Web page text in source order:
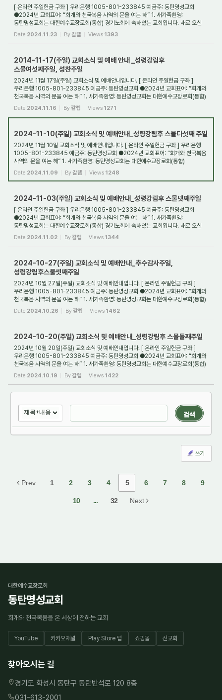
[ 온라인 주일헌금 구좌 ] 우리은행 1005-801-233845 예금주: 동탄명성교회
●2024년 교회표어: “회개와 천국복음 사역의 문을 여는 해” 1. 새가족환영:
동탄명성교회는 대한예수교장로회(통합) 경기노회에 속해있는 교회입니다. 새로 오신
분들을 진심으로 환...
Date 2024.11.23 By갈렙 Views 1393
2014-11-17(주일) 교회소식 및 예배 안내 _성령강림후
스물여섯째주일, 성찬주일
2024년 11월 17일(주일) 교회소식 및 예배안내입니다. [ 온라인 주일헌금 구좌 ]
우리은행 1005-801-233845 예금주: 동탄명성교회 ●2024년 교회표어: “회개와
천국복음 사역의 문을 여는 해” 1. 새가족환영: 동탄명성교회는 대한예수교장로회(통합)
경기노회에...
Date 2024.11.16 By갈렙 Views 1271
2024-11-10(주일) 교회소식 및 예배안내_성령강림후 스물다섯째 주일
2024년 11월 10일 교회소식 및 예배안내입니다. [ 온라인 주일헌금 구좌 ] 우리은행
1005-801-233845 예금주: 동탄명성교회 ●2024년 교회표어: “회개와 천국복음
사역의 문을 여는 해” 1. 새가족환영: 동탄명성교회는 대한예수교장로회(통합)
경기노회에 속해...
Date 2024.11.09 By갈렙 Views 1248
2024-11-03(주일) 교회소식 및 예배안내_성령강림후 스물넷째주일
[ 온라인 주일헌금 구좌 ] 우리은행 1005-801-233845 예금주: 동탄명성교회
●2024년 교회표어: “회개와 천국복음 사역의 문을 여는 해” 1. 새가족환영:
동탄명성교회는 대한예수교장로회(통합) 경기노회에 속해있는 교회입니다. 새로 오신
분들을 진심으로 환...
Date 2024.11.02 By갈렙 Views 1344
2024-10-27(주일) 교회소식 및 예배안내_추수감사주일,
성령강림후스물셋째주일
2024년 10월 27일(주일) 교회소식 및 예배안내입니다. [ 온라인 주일헌금 구좌 ]
우리은행 1005-801-233845 예금주: 동탄명성교회 ●2024년 교회표어: “회개와
천국복음 사역의 문을 여는 해” 1. 새가족환영: 동탄명성교회는 대한예수교장로회(통합)
경기노회에...
Date 2024.10.26 By갈렙 Views 1462
2024-10-20(주일) 교회소식 및 예배안내_성령강림후 스물둘째주일
2024년 10월 20일(주일) 교회소식 및 예배안내입니다. [ 온라인 주일헌금 구좌 ]
우리은행 1005-801-233845 예금주: 동탄명성교회 ●2024년 교회표어: “회개와
천국복음 사역의 문을 여는 해” 1. 새가족환영: 동탄명성교회는 대한예수교장로회(통합)
경기노회에...
Date 2024.10.19 By갈렙 Views 1422
검색
쓰기
Prev 1 2 3 4 5 6 7 8 9
10 ... 32 Next
대한예수교장로회
동탄명성교회
회개와 천국복음을 온 세상에 전하는 교회
YouTube 카카오채널 Play Store 앱 쇼핑몰 선교회
찾아오시는 길
경기도 화성시 동탄구 동탄반석로 120 8층
031-613-2001